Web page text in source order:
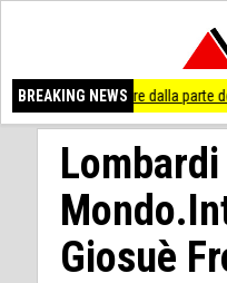
BREAKING NEWS
stare dalla parte degli ultimi
Lombardi
Giosuè